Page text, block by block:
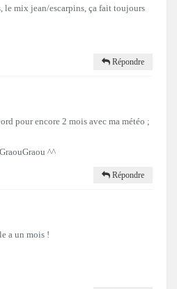
le mix jean/escarpins, ça fait toujours
Répondre
pour encore 2 mois avec ma météo ;
^^
Répondre
a un mois !